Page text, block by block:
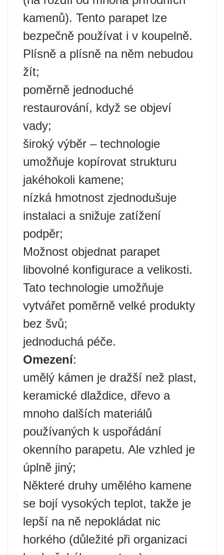
kamenů). Tento parapet lze
bezpečně používat i v koupelně.
Plísně a plísně na něm nebudou
žít;
poměrně jednoduché
restaurování, když se objeví
vady;
široký výběr – technologie
umožňuje kopírovat strukturu
jakéhokoli kamene;
nízká hmotnost zjednodušuje
instalaci a snižuje zatížení
podpěr;
Možnost objednat parapet
libovolné konfigurace a velikosti.
Tato technologie umožňuje
vytvářet poměrně velké produkty
bez švů;
jednoduchá péče.
Omezení:
umělý kámen je dražší než plast,
keramické dlaždice, dřevo a
mnoho dalších materiálů
používaných k uspořádání
okenního parapetu. Ale vzhled je
úplně jiný;
Některé druhy umělého kamene
se bojí vysokých teplot, takže je
lepší na ně nepokládat nic
horkého (důležité při organizaci